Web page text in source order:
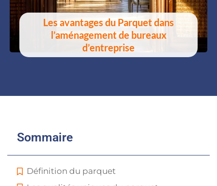
Les avantages du Parquet dans
l’aménagement de bureaux
d’entreprise
Sommaire
Définition du parquet